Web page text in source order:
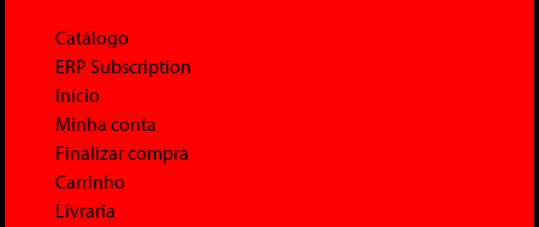
Catálogo
ERP Subscription
Início
Minha conta
Finalizar compra
Carrinho
Livraria